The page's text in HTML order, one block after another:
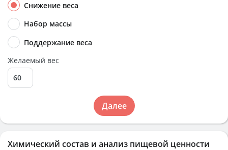
Химический состав и анализ пищевой ценности
Снижение веса
Набор массы
Поддержание веса
Желаемый вес
Далее